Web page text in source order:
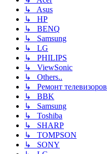
↳ Asus
↳ HP
↳ BENQ
↳ Samsung
↳ LG
↳ PHILIPS
↳ ViewSonic
↳ Others..
↳ Ремонт телевизоров
↳ BBK
↳ Samsung
↳ Toshiba
↳ SHARP
↳ TOMPSON
↳ SONY